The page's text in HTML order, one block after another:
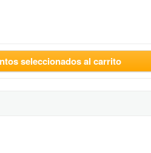
seleccionados al carrito